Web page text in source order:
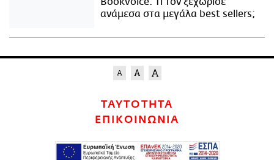
ανάμεσα στα μεγάλα best sellers;
ΤΑΥΤΟΤΗΤΑ
ΕΠΙΚΟΙΝΩΝΙΑ